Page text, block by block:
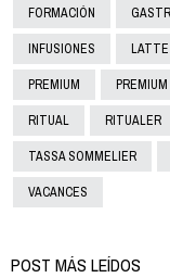
FORMACIÓN
INFUSIONES
PREMIUM
RITUAL RITUALER
TASSA SOMMELIER
VACANCES
POST MÁS LEÍDOS